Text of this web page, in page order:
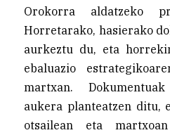
Orokorra aldatzeko
Horretarako, hasierako
aurkeztu du, eta
ebaluazio
martxan.
aukera planteatzen ditu,
otsailean eta